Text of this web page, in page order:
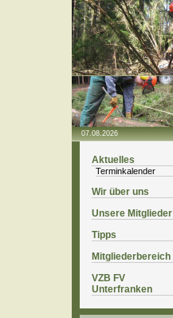
07.08.2026
Aktuelles
Terminkalender
Wir über uns
Unsere Mitglieder
Tipps
Mitgliederbereich
VZB FV
Unterfranken